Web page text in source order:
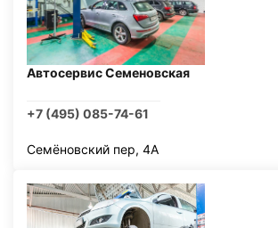
Автосервис Семеновская
+7 (495) 085-74-61
Семёновский пер, 4А